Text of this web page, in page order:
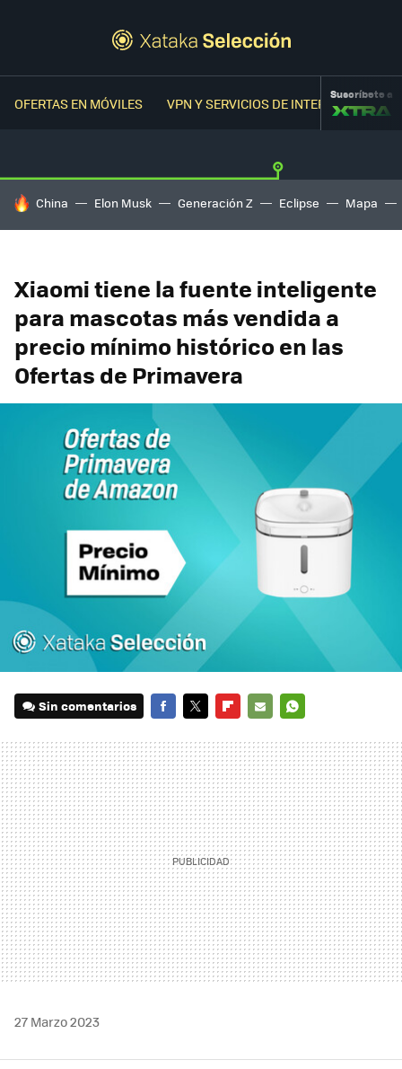
OFERTAS EN MÓVILES VPN Y SERVICIOS DE INTERNETSuscríbete a
HOY SE HABLA DE
China Elon Musk Generación Z Eclipse Mapa
Xiaomi tiene la fuente inteligente
para mascotas más vendida a
precio mínimo histórico en las
Ofertas de Primavera
Sin comentarios
MAIL
27 Marzo 2023